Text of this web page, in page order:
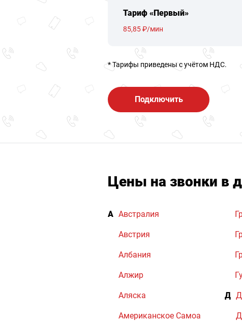
Тариф «Первый»
85,85 ₽/мин
* Тарифы приведены c учётом НДС.
Подключить
Цены на звонки в
А Австралия
Австрия
Албания
Алжир
Аляска
Американское Самоа
Д